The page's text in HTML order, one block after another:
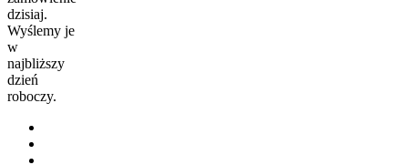
dzisiaj.
Wyślemy je
w
najbliższy
dzień
roboczy.